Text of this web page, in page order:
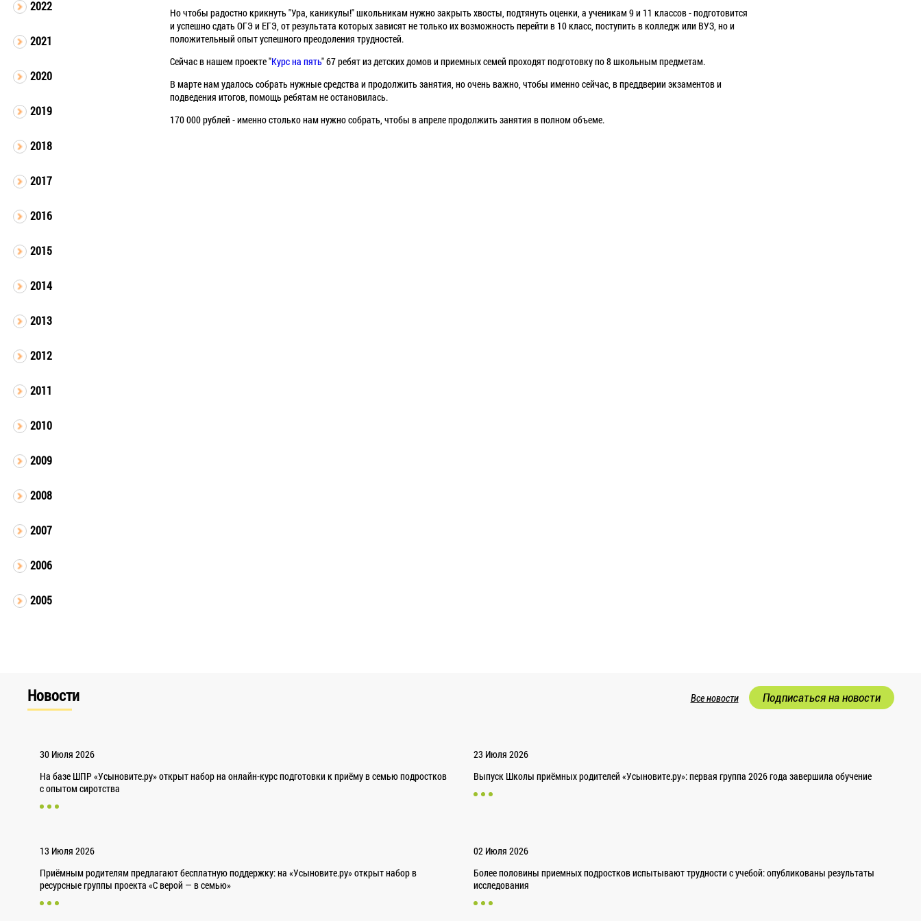
2022
2021
2020
2019
2018
2017
2016
2015
2014
2013
2012
2011
2010
2009
2008
2007
2006
2005
Но чтобы радостно крикнуть "Ура, каникулы!" школьникам нужно закрыть хвосты, подтянуть оценки, а ученикам 9 и 11 классов - подготовится
и успешно сдать ОГЭ и ЕГЭ, от результата которых зависят не только их возможность перейти в 10 класс, поступить в колледж или ВУЗ, но и
положительный опыт успешного преодоления трудностей.
Сейчас в нашем проекте "Курс на пять" 67 ребят из детских домов и приемных семей проходят подготовку по 8 школьным предметам.
В марте нам удалось собрать нужные средства и продолжить занятия, но очень важно, чтобы именно сейчас, в преддверии экзаментов и
подведения итогов, помощь ребятам не остановилась.
170 000 рублей - именно столько нам нужно собрать, чтобы в апреле продолжить занятия в полном объеме.
Новости Все новости Подписаться на новости
30 Июля 2026
На базе ШПР «Усыновите.ру» открыт набор на онлайн-курс подготовки к приёму в семью подростков
с опытом сиротства
23 Июля 2026
Выпуск Школы приёмных родителей «Усыновите.ру»: первая группа 2026 года завершила обучение
13 Июля 2026
Приёмным родителям предлагают бесплатную поддержку: на «Усыновите.ру» открыт набор в
ресурсные группы проекта «С верой — в семью»
02 Июля 2026
Более половины приемных подростков испытывают трудности с учебой: опубликованы результаты
исследования